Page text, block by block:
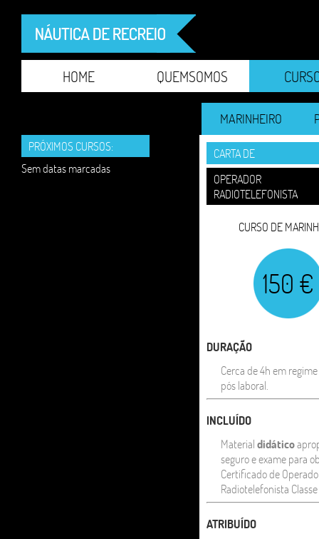
HOME QUEMSOMOS
MARINHEIRO
PRÓXIMOS CURSOS:
Sem datas marcadas
CARTA DE
OPERADOR
RADIOTELEFONISTA
CURSO DE
150 €
DURAÇÃO
Cerca de 4h em
pós laboral.
INCLUÍDO
Materialdidático
seguro e exame para
Certificado de
Radiotelefonista
ATRIBUÍDO